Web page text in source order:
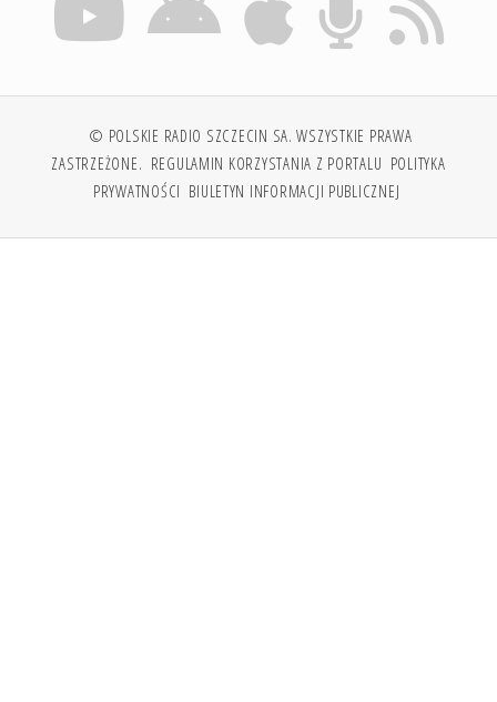
© POLSKIE RADIO SZCZECIN SA. WSZYSTKIE PRAWA
ZASTRZEŻONE. REGULAMIN KORZYSTANIA Z PORTALU POLITYKA
PRYWATNOŚCI BIULETYN INFORMACJI PUBLICZNEJ